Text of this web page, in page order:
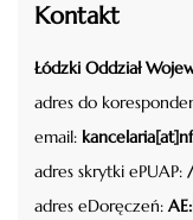
Kontakt
Łódzki Oddział
adres do
email:
adres skrytki ePUAP:
adres eDoręczeń: